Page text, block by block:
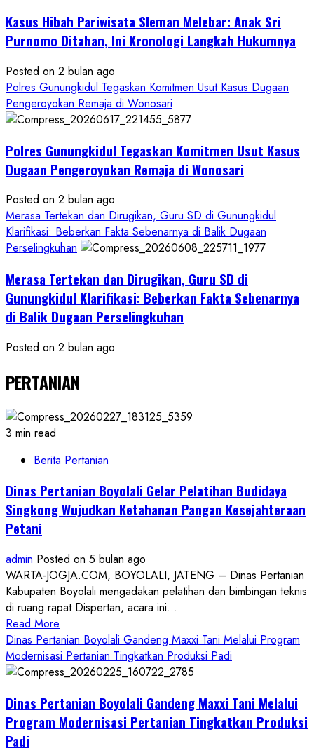
Sampai
Tuntas
Kasus Hibah Pariwisata Sleman Melebar: Anak Sri
Purnomo Ditahan, Ini Kronologi Langkah Hukumnya
Posted on 2 bulan ago
Polres Gunungkidul Tegaskan Komitmen Usut Kasus Dugaan
Pengeroyokan Remaja di Wonosari
Polres Gunungkidul Tegaskan Komitmen Usut Kasus
Dugaan Pengeroyokan Remaja di Wonosari
Posted on 2 bulan ago
Merasa Tertekan dan Dirugikan, Guru SD di Gunungkidul
Klarifikasi: Beberkan Fakta Sebenarnya di Balik Dugaan
Perselingkuhan
Merasa Tertekan dan Dirugikan, Guru SD di
Gunungkidul Klarifikasi: Beberkan Fakta Sebenarnya
di Balik Dugaan Perselingkuhan
Posted on 2 bulan ago
PERTANIAN
3 min read
Berita Pertanian
Dinas Pertanian Boyolali Gelar Pelatihan Budidaya
Singkong Wujudkan Ketahanan Pangan Kesejahteraan
Petani
admin Posted on 5 bulan ago
WARTA-JOGJA.COM, BOYOLALI, JATENG – Dinas Pertanian
Kabupaten Boyolali mengadakan pelatihan dan bimbingan teknis
di ruang rapat Dispertan, acara ini...
Read More
more
about
Dinas
Boyolali
Gelar
Dinas Pertanian Boyolali Gandeng Maxxi Tani Melalui Program
Modernisasi Pertanian Tingkatkan Produksi Padi
Dinas Pertanian Boyolali Gandeng Maxxi Tani Melalui
Program Modernisasi Pertanian Tingkatkan Produksi
Padi